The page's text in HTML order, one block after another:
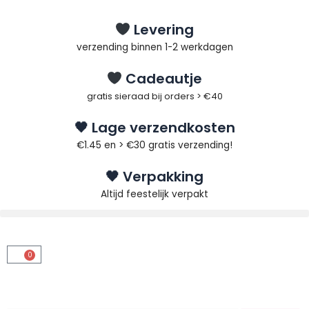
Levering
verzending binnen 1-2 werkdagen
Cadeautje
gratis sieraad bij orders > €40
🖤 Lage verzendkosten
€1.45 en > €30 gratis verzending!
🖤 Verpakking
Altijd feestelijk verpakt
0
Winkelwagen